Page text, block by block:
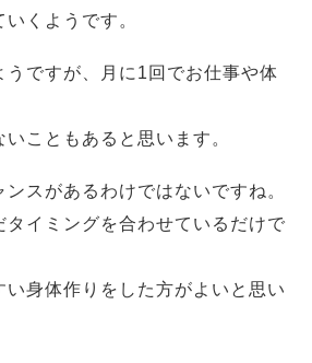
くようです。
うですが、月に1回でお仕事や体
こともあると思います。
スがあるわけではないですね。
タイミングを合わせているだけで
い身体作りをした方がよいと思い